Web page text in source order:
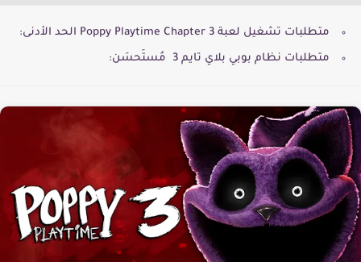
متطلبات تشغيل لعبة Poppy Playtime Chapter 3 الحد الأدنى:
متطلبات نظام بوبي بلاي تايم 3 مُستَحسَن: